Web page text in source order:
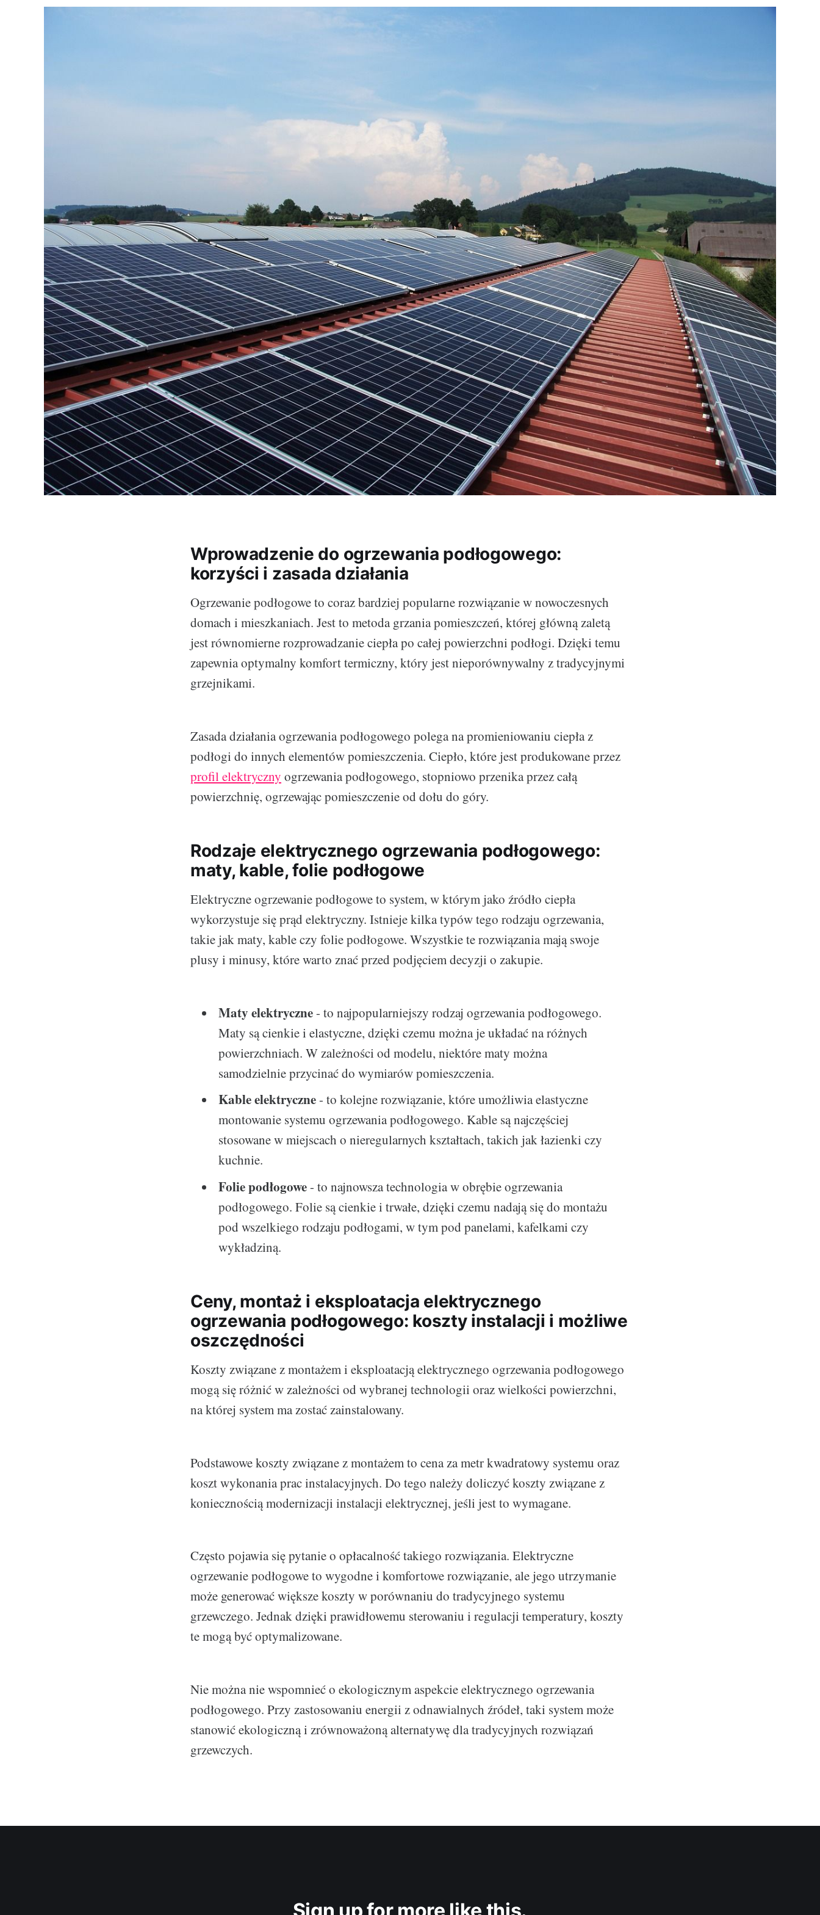
Wprowadzenie do ogrzewania podłogowego:
korzyści i zasada działania
Ogrzewanie podłogowe to coraz bardziej popularne rozwiązanie w nowoczesnych
domach i mieszkaniach. Jest to metoda grzania pomieszczeń, której główną zaletą
jest równomierne rozprowadzanie ciepła po całej powierzchni podłogi. Dzięki temu
zapewnia optymalny komfort termiczny, który jest nieporównywalny z tradycyjnymi
grzejnikami.
Zasada działania ogrzewania podłogowego polega na promieniowaniu ciepła z
podłogi do innych elementów pomieszczenia. Ciepło, które jest produkowane przez
profil elektryczny ogrzewania podłogowego, stopniowo przenika przez całą
powierzchnię, ogrzewając pomieszczenie od dołu do góry.
Rodzaje elektrycznego ogrzewania podłogowego:
maty, kable, folie podłogowe
Elektryczne ogrzewanie podłogowe to system, w którym jako źródło ciepła
wykorzystuje się prąd elektryczny. Istnieje kilka typów tego rodzaju ogrzewania,
takie jak maty, kable czy folie podłogowe. Wszystkie te rozwiązania mają swoje
plusy i minusy, które warto znać przed podjęciem decyzji o zakupie.
Maty elektryczne- to najpopularniejszy rodzaj ogrzewania podłogowego.
Maty są cienkie i elastyczne, dzięki czemu można je układać na różnych
powierzchniach. W zależności od modelu, niektóre maty można
samodzielnie przycinać do wymiarów pomieszczenia.
Kable elektryczne- to kolejne rozwiązanie, które umożliwia elastyczne
montowanie systemu ogrzewania podłogowego. Kable są najczęściej
stosowane w miejscach o nieregularnych kształtach, takich jak łazienki czy
kuchnie.
Folie podłogowe- to najnowsza technologia w obrębie ogrzewania
podłogowego. Folie są cienkie i trwałe, dzięki czemu nadają się do montażu
pod wszelkiego rodzaju podłogami, w tym pod panelami, kafelkami czy
wykładziną.
Ceny, montaż i eksploatacja elektrycznego
ogrzewania podłogowego: koszty instalacji i możliwe
oszczędności
Koszty związane z montażem i eksploatacją elektrycznego ogrzewania podłogowego
mogą się różnić w zależności od wybranej technologii oraz wielkości powierzchni,
na której system ma zostać zainstalowany.
Podstawowe koszty związane z montażem to cena za metr kwadratowy systemu oraz
koszt wykonania prac instalacyjnych. Do tego należy doliczyć koszty związane z
koniecznością modernizacji instalacji elektrycznej, jeśli jest to wymagane.
Często pojawia się pytanie o opłacalność takiego rozwiązania. Elektryczne
ogrzewanie podłogowe to wygodne i komfortowe rozwiązanie, ale jego utrzymanie
może generować większe koszty w porównaniu do tradycyjnego systemu
grzewczego. Jednak dzięki prawidłowemu sterowaniu i regulacji temperatury, koszty
te mogą być optymalizowane.
Nie można nie wspomnieć o ekologicznym aspekcie elektrycznego ogrzewania
podłogowego. Przy zastosowaniu energii z odnawialnych źródeł, taki system może
stanowić ekologiczną i zrównoważoną alternatywę dla tradycyjnych rozwiązań
grzewczych.
Sign up for more like this.